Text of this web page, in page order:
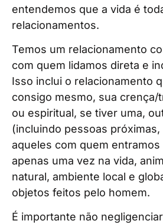
entendemos que a vida é
relacionamentos.
Temos um relacionamento
com quem lidamos direta e
Isso inclui o relacionamento
consigo mesmo, sua crença/
ou espiritual, se tiver uma,
(incluindo pessoas
aqueles com quem
apenas uma vez na vida,
natural, ambiente local e
objetos feitos pelo homem.
É importante não